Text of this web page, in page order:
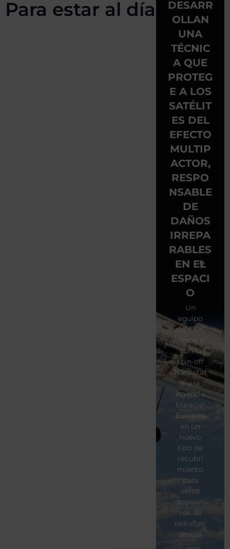
Para estar al día
DESARR
OLLAN
UNA
TÉCNIC
A QUE
PROTEG
E A LOS
SATÉLIT
ES DEL
EFECTO
MULTIP
ACTOR,
RESPO
NSABLE
DE
DAÑOS
IRREPA
RABLES
EN EL
ESPACI
O
Un
equipo
del CSIC
trabaja
con la
spin-off
Nanostin
e y la
Agencia
Espacial
Europea
en un
nuevo
tipo de
recubri
miento
para
estos
dispositi
vos de
radiofrec
uencia.